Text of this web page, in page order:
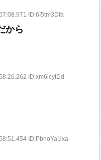
ID:6I5tm3Dfa
から
ID:xm6icytDd
ID:PbhoYaUxa